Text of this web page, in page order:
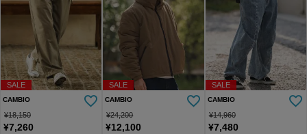
SALE
CAMBIO
¥18,150
¥7,260
SALE
CAMBIO
¥24,200
¥12,100
SALE
CAMBIO
¥14,960
¥7,480